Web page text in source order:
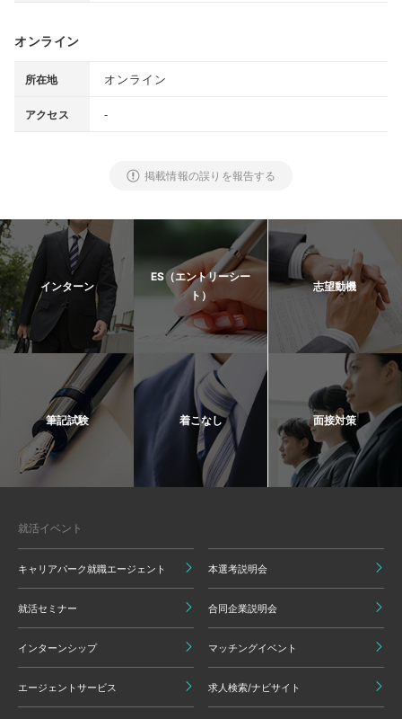
オンライン
所在地 オンライン
アクセス -
掲載情報の誤りを報告する
インターン
ES（エントリーシー
ト）
志望動機
筆記試験 着こなし 面接対策
就活イベント
キャリアパーク就職エージェント 本選考説明会
就活セミナー 合同企業説明会
インターンシップ マッチングイベント
エージェントサービス 求人検索/ナビサイト